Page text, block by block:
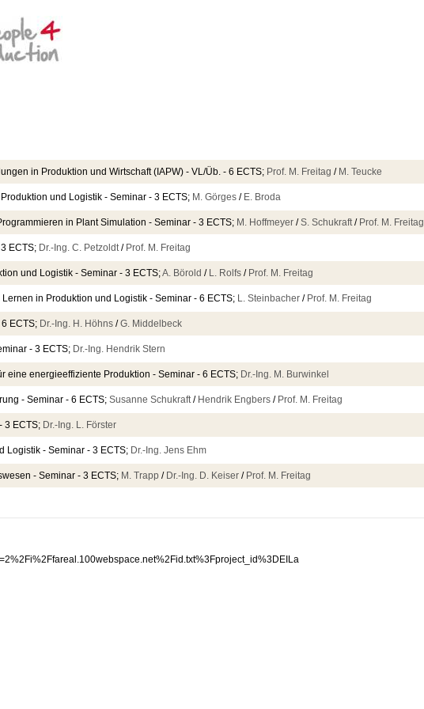
in Produktion und Wirtschaft (IAPW) - VL/Üb. - 6 ECTS; Prof. M. Freitag / M. Teucke
und Logistik - Seminar - 3 ECTS; M. Görges / E. Broda
in Plant Simulation - Seminar - 3 ECTS; M. Hoffmeyer /S. Schukraft / Prof. M. Freitag
ECTS; Dr.-Ing. C. Petzoldt / Prof. M. Freitag
und Logistik - Seminar - 3 ECTS;A. Börold / L. Rolfs / Prof. M. Freitag
in Produktion und Logistik - Seminar - 6 ECTS; L. Steinbacher / Prof. M. Freitag
ECTS; Dr.-Ing. H. Höhns /G. Middelbeck
- 3 ECTS; Dr.-Ing. Hendrik Stern
eine energieeffiziente Produktion - Seminar - 6 ECTS; Dr.-Ing. M. Burwinkel
- Seminar - 6 ECTS;Susanne Schukraft / Hendrik Engbers / Prof. M. Freitag
3 ECTS; Dr.-Ing. L. Förster
Logistik - Seminar - 3 ECTS; Dr.-Ing. Jens Ehm
- Seminar - 3 ECTS; M. Trapp / Dr.-Ing. D. Keiser / Prof. M. Freitag